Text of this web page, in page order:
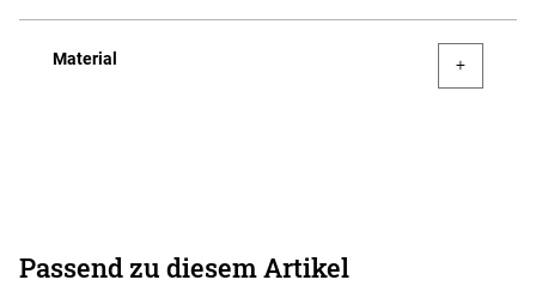
Material
Passend zu diesem Artikel